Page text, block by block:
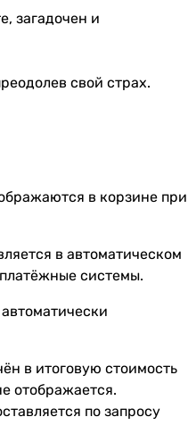
загадочен и
свой страх.
в корзине при
в автоматическом
системы.
в итоговую стоимость
отображается.
по запросу